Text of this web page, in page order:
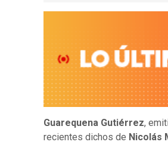
Guarequena Gutiérrez,
recientes dichos de Nicolás